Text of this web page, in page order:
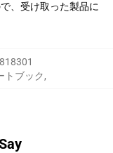
、受け取った製品に
トブック,